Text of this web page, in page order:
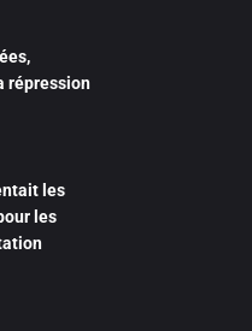
répression
les
les